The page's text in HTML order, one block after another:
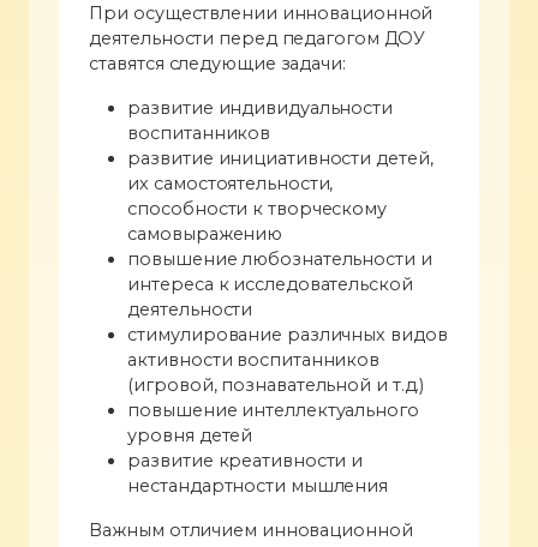
При осуществлении инновационной
деятельности перед педагогом ДОУ
ставятся следующие задачи:
развитие индивидуальности
воспитанников
развитие инициативности детей,
их самостоятельности,
способности к творческому
самовыражению
повышение любознательности и
интереса к исследовательской
деятельности
стимулирование различных видов
активности воспитанников
(игровой, познавательной и т.д.)
повышение интеллектуального
уровня детей
развитие креативности и
нестандартности мышления
Важным отличием инновационной